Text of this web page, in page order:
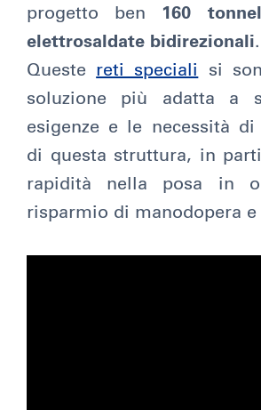
progetto ben 160
elettrosaldate bidirezionali.
Queste reti speciali
si
soluzione più adatta a
esigenze e le necessità di
di questa struttura, in
rapidità nella posa in
risparmio di manodopera